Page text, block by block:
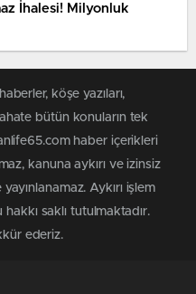
İhalesi! Milyonluk
köşe yazıları,
bütün konuların tek
haber içerikleri
kanuna aykırı ve izinsiz
Aykırı işlem
saklı tutulmaktadır.
ederiz.